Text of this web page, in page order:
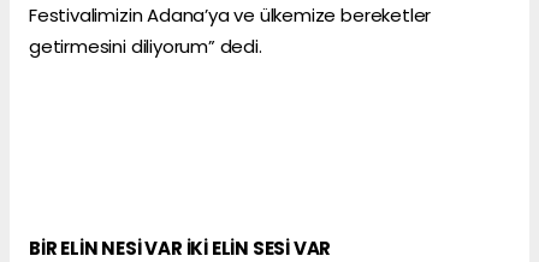
Festivalimizin Adana’ya ve ülkemize bereketler
getirmesini diliyorum” dedi.
BİR ELİN NESİ VAR İKİ ELİN SESİ VAR